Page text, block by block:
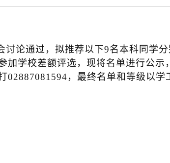
讨论通过，拟推荐以下9名本科同学
加学校差额评选， 现将名单进行公示
02887081594，最终名单和等级以学